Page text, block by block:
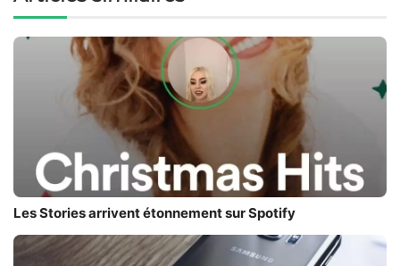
Les Stories arrivent étonnement sur Spotify